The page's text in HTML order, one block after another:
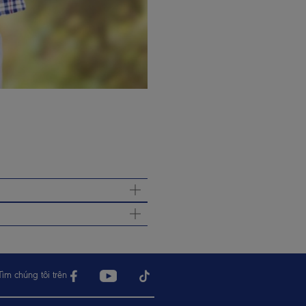
miệng, ngủ ngon, không bị
vặt, ít mắc các chứng rối loạn
lang, rau xanh…), và hạn chế đồ
chất lượng cao, chứa đạm có
Tìm chúng tôi trên